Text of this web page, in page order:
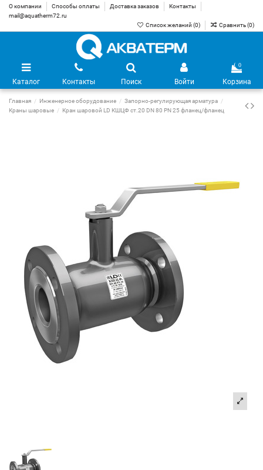
О компании Способы оплаты Доставка заказов
Контакты
mail@aquatherm72.ru
Список желаний (0) Сравнить (0)
Каталог Контакты Поиск Войти
0
Корзина
Главная Инженерное оборудование
Запорно-регулирующая арматура
Краны шаровые
Кран шаровой LD КШЦФ ст.20 DN 80 PN 25 фланец/фланец